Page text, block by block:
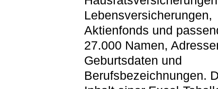
Lebensversicherungen,
Aktienfonds und
27.000 Namen,
Geburtsdaten und
Berufsbezeichnungen.